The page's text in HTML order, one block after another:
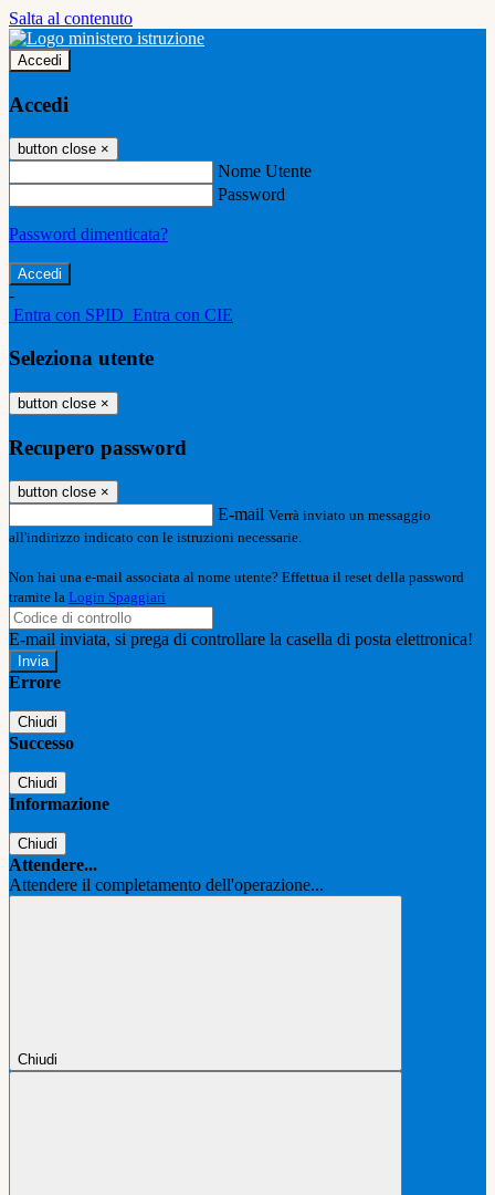
Salta al contenuto
Accedi
Accedi
button close ×
Nome Utente
Password
Password dimenticata?
-
Entra con SPID Entra con CIE
Seleziona utente
button close ×
Recupero password
button close ×
E-mail Verrà inviato un messaggio
all'indirizzo indicato con le istruzioni necessarie.
Non hai una e-mail associata al nome utente? Effettua il reset della password
tramite la Login Spaggiari
E-mail inviata, si prega di controllare la casella di posta elettronica!
Errore
Chiudi
Successo
Chiudi
Informazione
Chiudi
Attendere...
Attendere il completamento dell'operazione...
Chiudi